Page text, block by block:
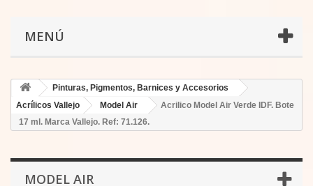
MENÚ
Pinturas, Pigmentos, Barnices y Accesorios
Acrílicos Vallejo
Model Air
Acrilico Model Air Verde IDF. Bote
17 ml. Marca Vallejo. Ref: 71.126.
MODEL AIR